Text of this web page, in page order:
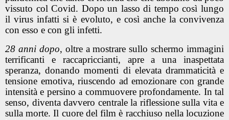
vissuto col Covid. Dopo un lasso di tempo così lungo
il virus infatti si è evoluto, e così anche la convivenza
con esso e con gli infetti.
28 anni dopo, oltre a mostrare sullo schermo immagini
terrificanti e raccapriccianti, apre a una inaspettata
speranza, donando momenti di elevata drammaticità e
tensione emotiva, riuscendo ad emozionare con grande
intensità e persino a commuovere profondamente. In tal
senso, diventa davvero centrale la riflessione sulla vita e
sulla morte. Il cuore del film è racchiuso nella locuzione